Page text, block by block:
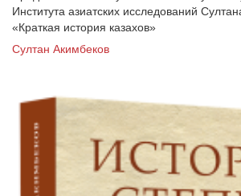
Института азиатских исследований
«Краткая история казахов»
Султан Акимбеков